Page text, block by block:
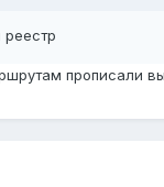
прописали